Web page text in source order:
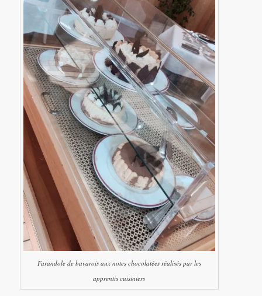
Farandole de bavarois aux notes chocolatées réalisés par les
apprentis cuisiniers